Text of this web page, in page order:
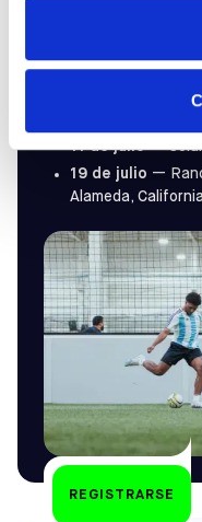
jugadores mayores
Brooklyn, Nueva
—
11 de julio—
19 de julio —
Alameda,
REGISTRARSE